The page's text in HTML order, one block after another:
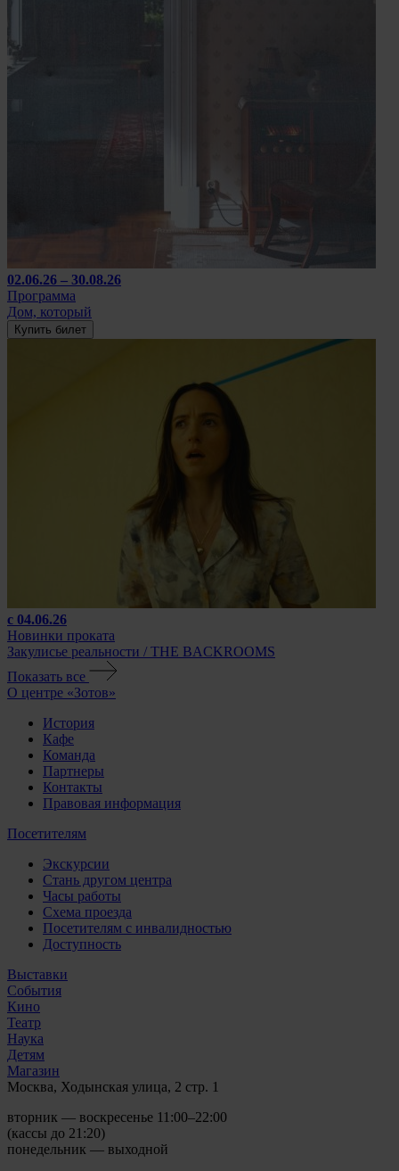
02.06.26 – 30.08.26
Программа
Дом, который
Купить билет
с 04.06.26
Новинки проката
Закулисье реальности / THE BACKROOMS
Показать все
О центре «Зотов»
История
Кафе
Команда
Партнеры
Контакты
Правовая информация
Посетителям
Экскурсии
Стань другом центра
Часы работы
Схема проезда
Посетителям с инвалидностью
Доступность
Выставки
События
Кино
Театр
Наука
Детям
Магазин
Москва, Ходынская улица, 2 стр. 1
вторник — воскресенье 11:00–22:00
(кассы до 21:20)
понедельник — выходной